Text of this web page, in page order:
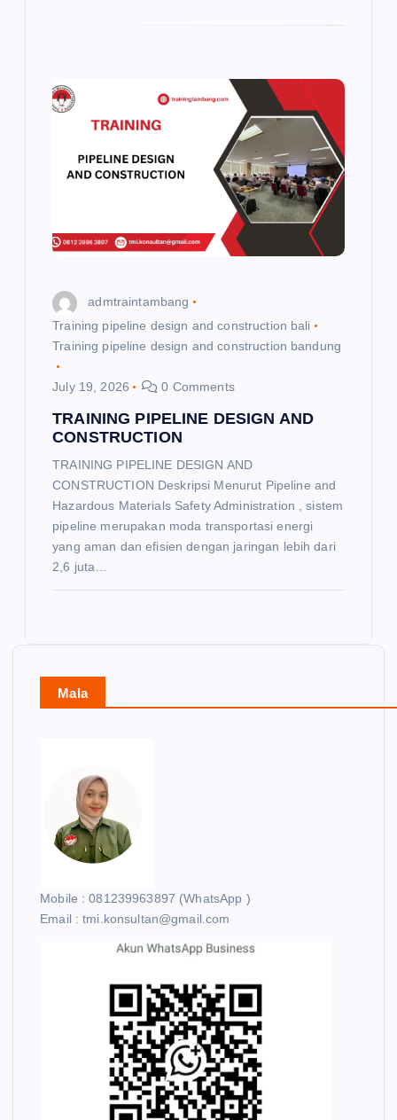
admtraintambang
Training pipeline design and construction bali
Training pipeline design and construction bandung
July 19, 2026 0 Comments
TRAINING PIPELINE DESIGN AND
CONSTRUCTION
TRAINING PIPELINE DESIGN AND
CONSTRUCTION Deskripsi Menurut Pipeline and
Hazardous Materials Safety Administration , sistem
pipeline merupakan moda transportasi energi
yang aman dan efisien dengan jaringan lebih dari
2,6 juta…
Mala
Mobile : 081239963897 (WhatsApp )
Email : tmi.konsultan@gmail.com